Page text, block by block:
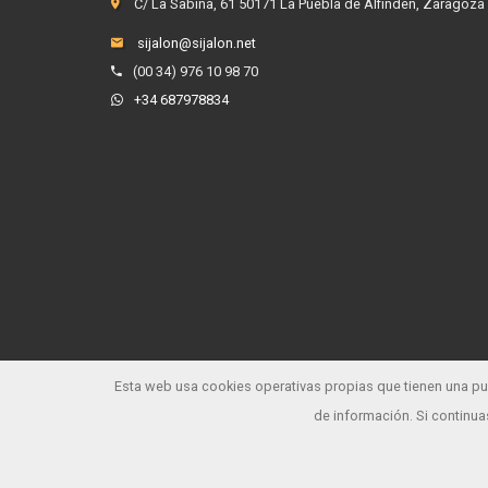
C/ La Sabina, 61 50171 La Puebla de Alfindén,
sijalon@sijalon.net
(00 34) 976 10 98 70
+34 687978834
Esta web usa cookies operativas propias que tienen una
de información. Si